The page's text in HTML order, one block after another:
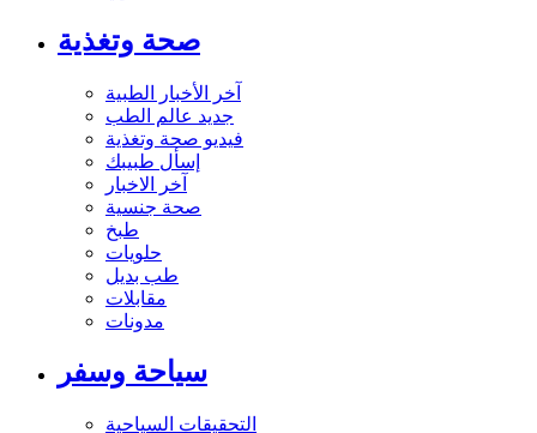
صحة وتغذية
آخر الأخبار الطبية
جديد عالم الطب
فيديو صحة وتغذية
إسأل طبيبك
آخر الاخبار
صحة جنسية
طبخ
حلويات
طب بديل
مقابلات
مدونات
سياحة وسفر
التحقيقات السياحية